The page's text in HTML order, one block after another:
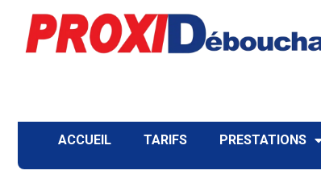
ACCUEIL TARIFS PRESTATIONS